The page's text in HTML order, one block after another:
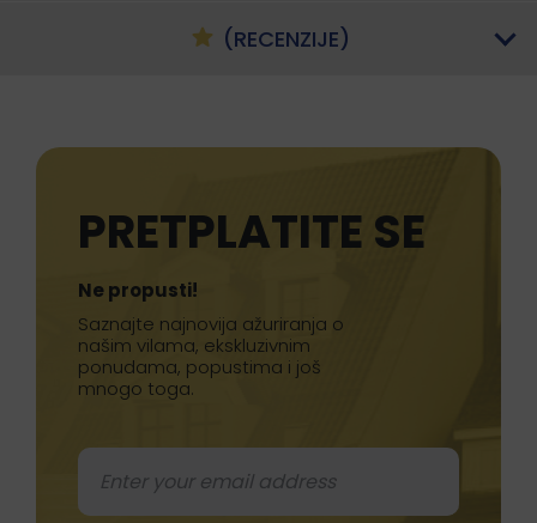
(RECENZIJE)
PRETPLATITE SE
Ne propusti!
Saznajte najnovija ažuriranja o
našim vilama, ekskluzivnim
ponudama, popustima i još
mnogo toga.